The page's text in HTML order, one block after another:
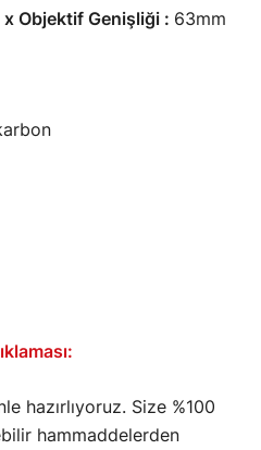
x Objektif Genişliği : 63mm
hazırlıyoruz. Size %100
hammaddelerden